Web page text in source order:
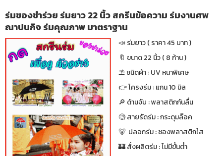
ร่มของชำร่วย ร่มยาว 22 นิ้ว สกรีนข้อความ ร่มงานศพ
ณาปนกิจ ร่มคุณภาพ มาตราฐาน
📣 ร่มยาว ( ราคา 45 บาท )
🔖 ขนาด 22 นิ้ว ( 8 ก้าน )
⛱ ชนิดผ้า : UV หนาพิเศษ
👉 โครงร่ม : แกน 10 มิล
🔎 ด้ามจับ : พลาสติกกันลื่น
🧐 สายรัดร่ม : กระดุมล๊อค
🐻 ปลอกร่ม : ซองพลาสติกใส
🏰 สั่งผลิตร่ม : ไม่มีขั้นต่ำ